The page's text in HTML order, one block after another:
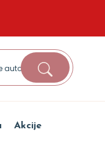
Akcije